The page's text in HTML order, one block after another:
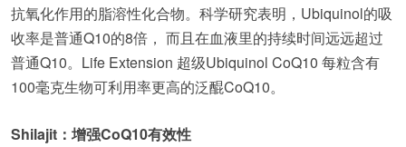
抗氧化作用的脂溶性化合物。科学研究表明，Ubiquinol的吸
收率是普通Q10的8倍， 而且在血液里的持续时间远远超过
普通Q10。Life Extension 超级Ubiquinol CoQ10 每粒含有
100毫克生物可利用率更高的泛醌CoQ10。
Shilajit：增强CoQ10有效性